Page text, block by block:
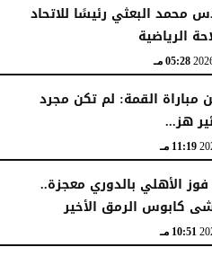
محمد البعثي رئيسًا للاتحاد
الرياضية
05:28 مـ
القمة: لم تكن مجرد
هز...
11:19 مـ
الأهلي بالدوري معجزة..
كابوس الرمق الأخير
10:51 مـ